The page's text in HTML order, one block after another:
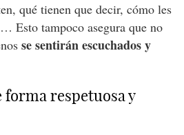
qué tienen que decir, cómo les
Esto tampoco asegura que no
se sentirán escuchados y
forma respetuosa y